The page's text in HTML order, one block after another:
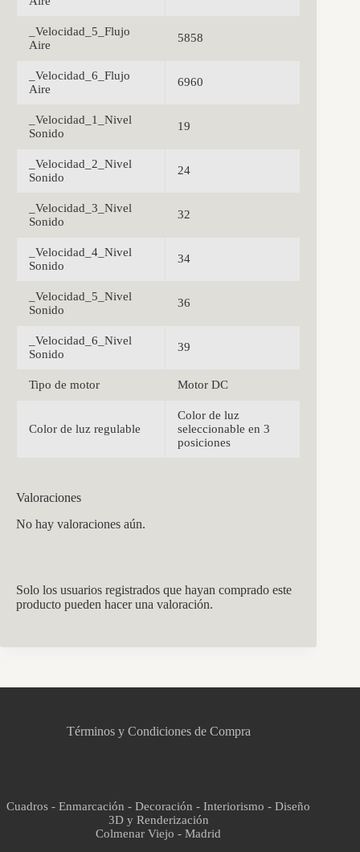
_Velocidad_5_Flujo
Aire
5858
_Velocidad_6_Flujo
Aire
6960
_Velocidad_1_Nivel
Sonido
19
_Velocidad_2_Nivel
Sonido
24
_Velocidad_3_Nivel
Sonido
32
_Velocidad_4_Nivel
Sonido
34
_Velocidad_5_Nivel
Sonido
36
_Velocidad_6_Nivel
Sonido
39
Tipo de motor Motor DC
Color de luz regulable
Color de luz
seleccionable en 3
posiciones
Valoraciones
No hay valoraciones aún.
Solo los usuarios registrados que hayan comprado este
producto pueden hacer una valoración.
Términos y Condiciones de Compra
Cuadros - Enmarcación - Decoración - Interiorismo - Diseño
3D y Renderización
Colmenar Viejo - Madrid
Asistente virtual · En línea